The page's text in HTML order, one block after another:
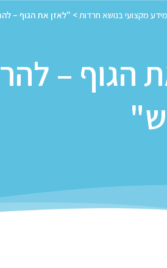
מקצועי בנושא חרדות> "לאזן את הגוף –
הגוף –